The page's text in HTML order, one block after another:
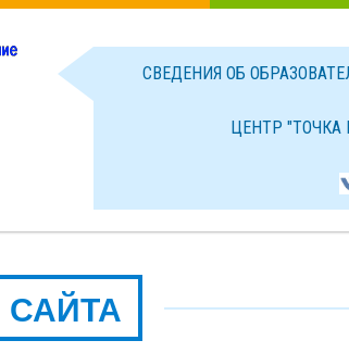
СВЕДЕНИЯ ОБ
ЦЕНТР "ТОЧКА